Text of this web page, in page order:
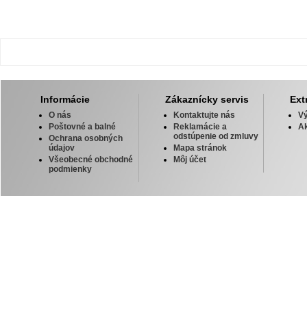
Informácie
O nás
Poštovné a balné
Ochrana osobných
údajov
Všeobecné obchodné
podmienky
Zákaznícky servis
Kontaktujte nás
Reklamácie a
odstúpenie od zmluvy
Mapa stránok
Môj účet